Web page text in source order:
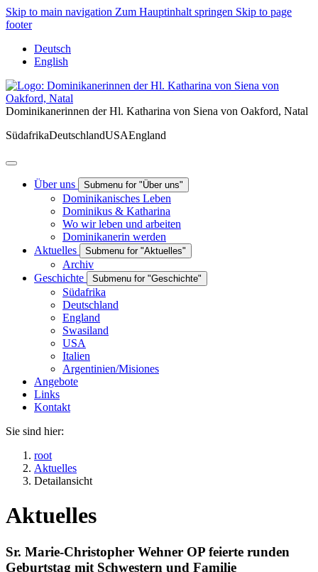
Skip to main navigation Zum Hauptinhalt springen Skip to page
footer
Deutsch
English
Dominikanerinnen der Hl. Katharina von Siena von Oakford, Natal
SüdafrikaDeutschlandUSAEngland
Über uns Submenu for "Über uns"
Dominikanisches Leben
Dominikus & Katharina
Wo wir leben und arbeiten
Dominikanerin werden
Aktuelles
Submenu for "Aktuelles"
Archiv
Geschichte
Submenu for "Geschichte"
Südafrika
Deutschland
England
Swasiland
USA
Italien
Argentinien/Misiones
Angebote
Links
Kontakt
Sie sind hier:
root
Aktuelles
Detailansicht
Aktuelles
Sr. Marie-Christopher Wehner OP feierte runden
Geburtstag mit Schwestern und Familie